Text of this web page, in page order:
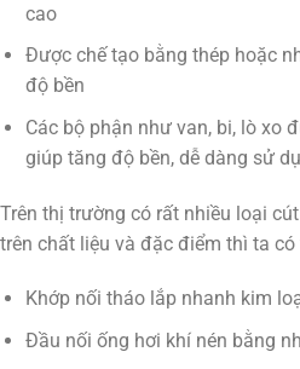
cao
Được chế tạo bằng thép hoặc
độ bền
Các bộ phận như van, bi, lò xo
giúp tăng độ bền, dễ dàng sử
Trên thị trường có rất nhiều loại
trên chất liệu và đặc điểm thì ta
Khớp nối tháo lắp nhanh kim
Đầu nối ống hơi khí nén bằng